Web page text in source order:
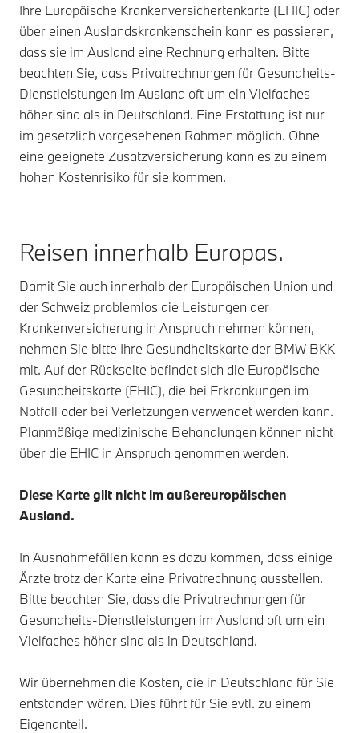
Ihre Europäische Krankenversichertenkarte (EHIC) oder
über einen Auslandskrankenschein kann es passieren,
dass sie im Ausland eine Rechnung erhalten. Bitte
beachten Sie, dass Privatrechnungen für Gesundheits-
Dienstleistungen im Ausland oft um ein Vielfaches
höher sind als in Deutschland. Eine Erstattung ist nur
im gesetzlich vorgesehenen Rahmen möglich. Ohne
eine geeignete Zusatzversicherung kann es zu einem
hohen Kostenrisiko für sie kommen.
Reisen innerhalb Europas.
Damit Sie auch innerhalb der Europäischen Union und
der Schweiz problemlos die Leistungen der
Krankenversicherung in Anspruch nehmen können,
nehmen Sie bitte Ihre Gesundheitskarte der BMW BKK
mit. Auf der Rückseite befindet sich die Europäische
Gesundheitskarte (EHIC), die bei Erkrankungen im
Notfall oder bei Verletzungen verwendet werden kann.
Planmäßige medizinische Behandlungen können nicht
über die EHIC in Anspruch genommen werden.
Diese Karte gilt nicht im außereuropäischen
Ausland.
In Ausnahmefällen kann es dazu kommen, dass einige
Ärzte trotz der Karte eine Privatrechnung ausstellen.
Bitte beachten Sie, dass die Privatrechnungen für
Gesundheits-Dienstleistungen im Ausland oft um ein
Vielfaches höher sind als in Deutschland.
Wir übernehmen die Kosten, die in Deutschland für Sie
entstanden wären. Dies führt für Sie evtl. zu einem
Eigenanteil.